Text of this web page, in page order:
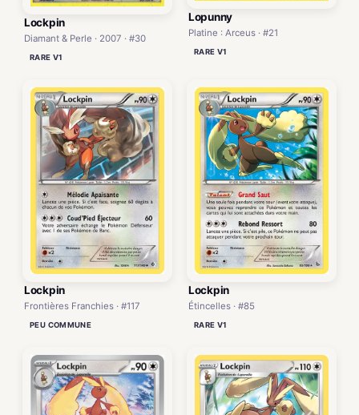
Lockpin
Diamant & Perle · 2007 · #30
RARE V1
Lopunny
Platine : Arceus · #21
RARE V1
Lockpin
Frontières Franchies · #117
PEU COMMUNE
Lockpin
Étincelles · #85
RARE V1